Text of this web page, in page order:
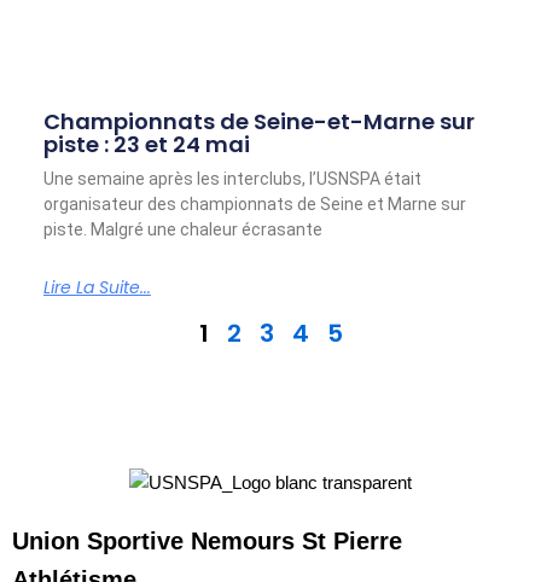
Championnats de Seine-et-Marne sur
piste : 23 et 24 mai
Une semaine après les interclubs, l’USNSPA était
organisateur des championnats de Seine et Marne sur
piste. Malgré une chaleur écrasante
Lire La Suite...
1 2 3 4 5
Union Sportive Nemours St Pierre